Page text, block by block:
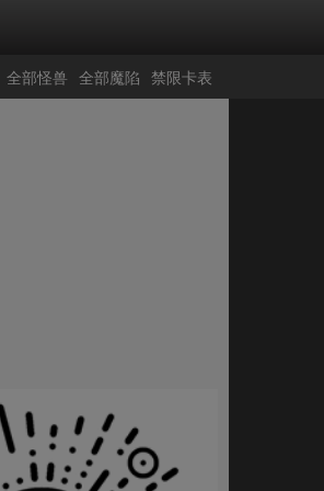
全部怪兽 全部魔陷 禁限卡表